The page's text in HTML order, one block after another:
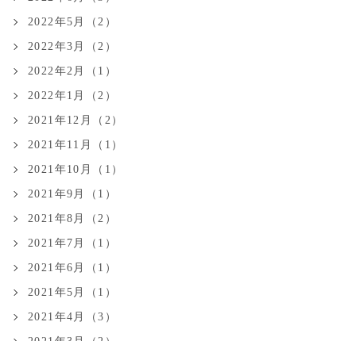
2022年5月（2）
2022年3月（2）
2022年2月（1）
2022年1月（2）
2021年12月（2）
2021年11月（1）
2021年10月（1）
2021年9月（1）
2021年8月（2）
2021年7月（1）
2021年6月（1）
2021年5月（1）
2021年4月（3）